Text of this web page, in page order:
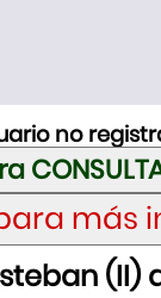
no
(II)